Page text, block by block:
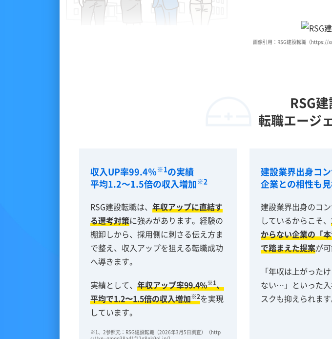
画像引用：RSG建設転職（https://
RSG
転職エージ
収入UP率99.4％※1の実績
平均1.2～1.5倍の収入増加※2
RSG建設転職は、 年収アップに直結す
る選考対策に強みがあります。経験の
棚卸しから、採用側に刺さる伝え方ま
で整え、収入アップを狙える転職成功
へ導きます。
実績として、 年収アップ率99.4%※1、
平均で1.2〜1.5倍の収入増加※2を実現
しています。
※1、2参照元：RSG建設転職（2026年3月5日調査）（http
建設業界出身コ
企業との相性も
建設業界出身のコ
しているからこそ、
からない企業の「
で踏まえた提案が可
「年収は上がった
ない…」といった
スクも抑えられます